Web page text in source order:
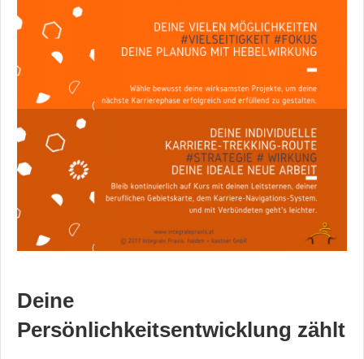
Deine
Persönlichkeitsentwicklung zählt